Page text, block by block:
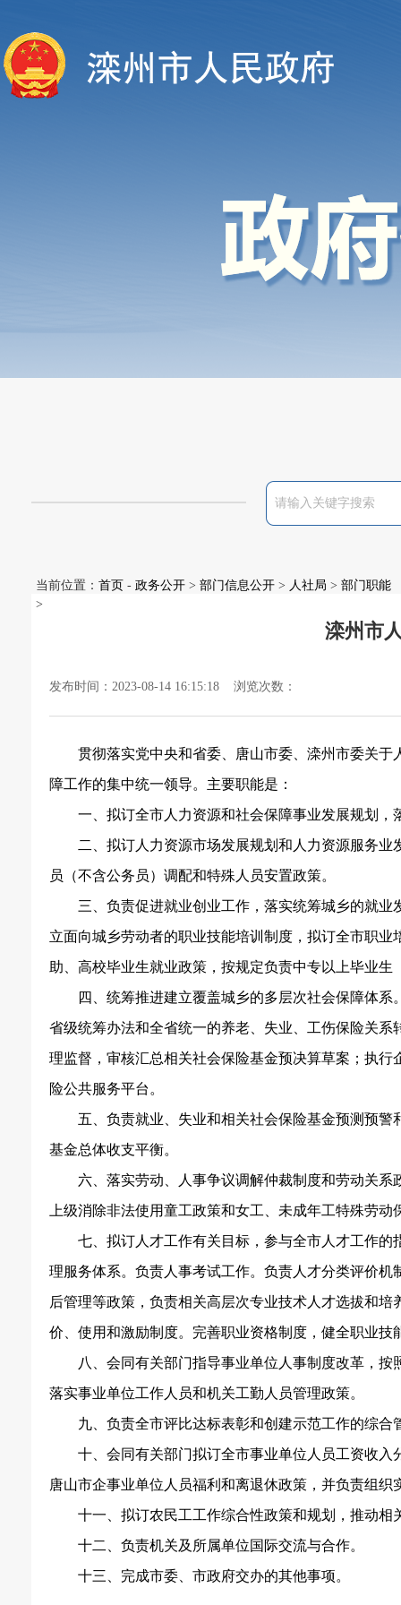
当前位置： 首页 - 政务公开 > 部门信息公开 > 人社局 > 部门职能
>
滦州市
发布时间：2023-08-14 16:15:18 浏览次数：
贯彻落实党中央和省委、唐山市委、滦州市委关
障工作的集中统一领导。主要职能是：
一、拟订全市人力资源和社会保障事业发展规划
二、拟订人力资源市场发展规划和人力资源服务
员（不含公务员）调配和特殊人员安置政策。
三、负责促进就业创业工作，落实统筹城乡的就
立面向城乡劳动者的职业技能培训制度，拟订全市职
助、高校毕业生就业政策，按规定负责中专以上毕业生
四、统筹推进建立覆盖城乡的多层次社会保障体
省级统筹办法和全省统一的养老、失业、工伤保险关
理监督，审核汇总相关社会保险基金预决算草案；执
险公共服务平台。
五、负责就业、失业和相关社会保险基金预测预
基金总体收支平衡。
六、落实劳动、人事争议调解仲裁制度和劳动关
上级消除非法使用童工政策和女工、未成年工特殊劳
七、拟订人才工作有关目标，参与全市人才工作
理服务体系。负责人事考试工作。负责人才分类评价
后管理等政策，负责相关高层次专业技术人才选拔和
价、使用和激励制度。完善职业资格制度，健全职业技
八、会同有关部门指导事业单位人事制度改革，
落实事业单位工作人员和机关工勤人员管理政策。
九、负责全市评比达标表彰和创建示范工作的综合
十、会同有关部门拟订全市事业单位人员工资收
唐山市企事业单位人员福利和离退休政策，并负责组织
十一、拟订农民工工作综合性政策和规划，推动
十二、负责机关及所属单位国际交流与合作。
十三、完成市委、市政府交办的其他事项。